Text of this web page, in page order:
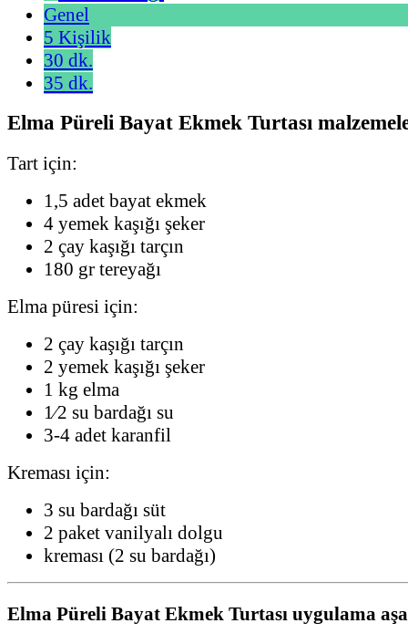
Genel
5 Kişilik
30 dk.
35 dk.
Elma Püreli Bayat Ekmek Turtası
Tart için:
1,5 adet bayat ekmek
4 yemek kaşığı şeker
2 çay kaşığı tarçın
180 gr tereyağı
Elma püresi için:
2 çay kaşığı tarçın
2 yemek kaşığı şeker
1 kg elma
1⁄2 su bardağı su
3-4 adet karanfil
Kreması için:
3 su bardağı süt
2 paket vanilyalı dolgu
kreması (2 su bardağı)
Elma Püreli Bayat Ekmek Turtası uygulama